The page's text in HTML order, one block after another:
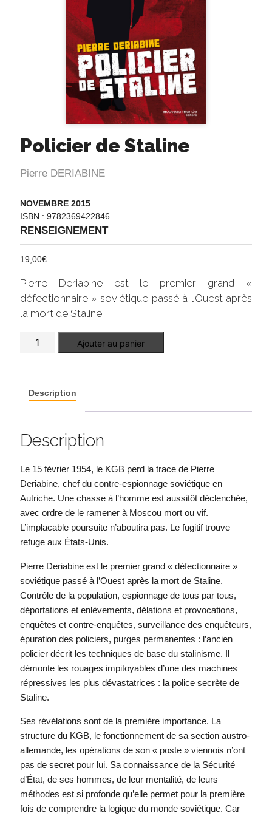
Policier de Staline
Pierre DERIABINE
NOVEMBRE 2015
ISBN : 9782369422846
RENSEIGNEMENT
19,00€
Pierre Deriabine est le premier grand «
défectionnaire » soviétique passé à l’Ouest après
la mort de Staline.
Ajouter au panier
Description
Description
Le 15 février 1954, le KGB perd la trace de Pierre
Deriabine, chef du contre-espionnage soviétique en
Autriche. Une chasse à l’homme est aussitôt déclenchée,
avec ordre de le ramener à Moscou mort ou vif.
L’implacable poursuite n’aboutira pas. Le fugitif trouve
refuge aux États-Unis.
Pierre Deriabine est le premier grand « défectionnaire »
soviétique passé à l’Ouest après la mort de Staline.
Contrôle de la population, espionnage de tous par tous,
déportations et enlèvements, délations et provocations,
enquêtes et contre-enquêtes, surveillance des enquêteurs,
épuration des policiers, purges permanentes : l’ancien
policier décrit les techniques de base du stalinisme. Il
démonte les rouages impitoyables d’une des machines
répressives les plus dévastatrices : la police secrète de
Staline.
Ses révélations sont de la première importance. La
structure du KGB, le fonctionnement de sa section austro-
allemande, les opérations de son « poste » viennois n’ont
pas de secret pour lui. Sa connaissance de la Sécurité
d’État, de ses hommes, de leur mentalité, de leurs
méthodes est si profonde qu’elle permet pour la première
fois de comprendre la logique du monde soviétique. Car